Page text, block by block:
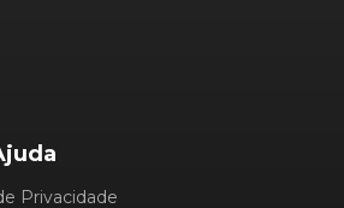
Privacidade